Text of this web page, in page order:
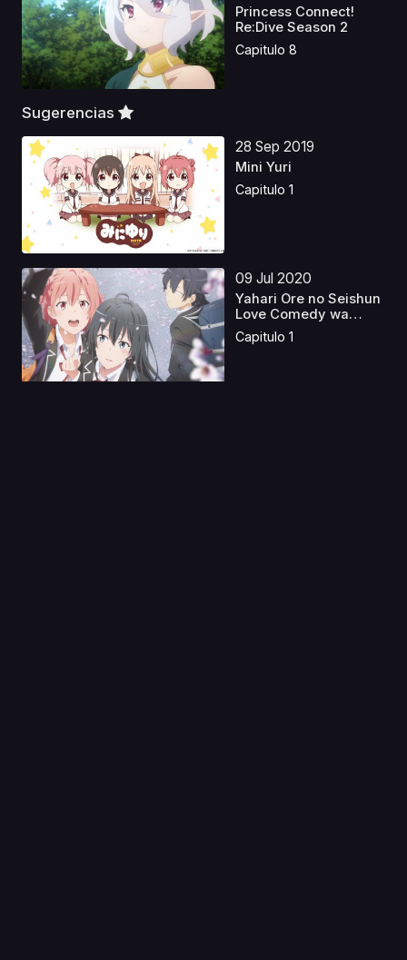
Princess Connect!
Re:Dive Season 2
Capitulo 8
Sugerencias
28 Sep 2019
Mini Yuri
Capitulo 1
09 Jul 2020
Yahari Ore no Seishun
Love Comedy wa
Mac...
Capitulo 1